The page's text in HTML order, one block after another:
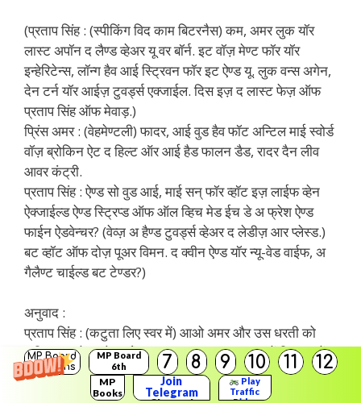
MP Board
Solutions
MP Board
6th
Solutions
7 8 9 10 11 12
MP
Books
Join
Telegram
Play
Traffic
(प्रताप सिंह : (स्पीकिंग विद काम बिटरनैस) कम, अमर लुक यॉर
लास्ट अपॉन द लैण्ड व्हेअर यू वर बॉर्न. इट वॉज़ मेण्ट फॉर यॉर
इन्हेरिटेन्स, लॉन्ग हैव आई स्ट्रिवन फॉर इट ऐण्ड यू. लुक वन्स अगेन,
देन टर्न यॉर आईज़ टुवर्ड्स एक्जाईल. दिस इज़ द लास्ट फेज़ ऑफ
प्रताप सिंह ऑफ मेवाड़.)
प्रिंस अमर : (वेहमेण्टली) फादर, आई वुड हैव फॉट अन्टिल माई स्वोर्ड
वॉज़ ब्रोकिन ऐट द हिल्ट ऑर आई हैड फालन डैड, रादर दैन लीव
आवर कंट्री.
प्रताप सिंह : ऐण्ड सो वुड आई, माई सन् फॉर व्हॉट इज़ लाईफ व्हेन
ऐक्जाईल्ड ऐण्ड स्ट्रिप्ड ऑफ ऑल व्हिच मेड ईच डे अ फ्रेश ऐण्ड
फाईन ऐडवेन्चर? (वेव्ज़ अ हैण्ड टुवर्ड्स व्हेअर द लेडीज़ आर प्लेस्ड.)
बट व्हॉट ऑफ दोज़ पूअर विमन. द क्वीन ऐण्ड यॉर न्यू-वेड वाईफ, अ
गैलैण्ट चाईल्ड बट टेण्डर?)
अनुवाद :
प्रताप सिंह : (कटुता लिए स्वर में) आओ अमर और उस धरती को
अन्तिम बार देख लो जहाँ तुम्हारा जन्म हुआ था। यह तुम्हें विरासत में
मिलनी थी। मैंने लम्बे समय तक इसके लिए प्रयत्न किया। एक बार
पुनः इसे देख लो फिर उसके बाद अपनी आँखें निर्वासन की तरफ फेर